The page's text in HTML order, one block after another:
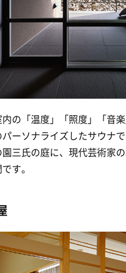
の「温度」「照度」「音
ーソナライズしたサウナ
三氏の庭に、現代芸術家
す。